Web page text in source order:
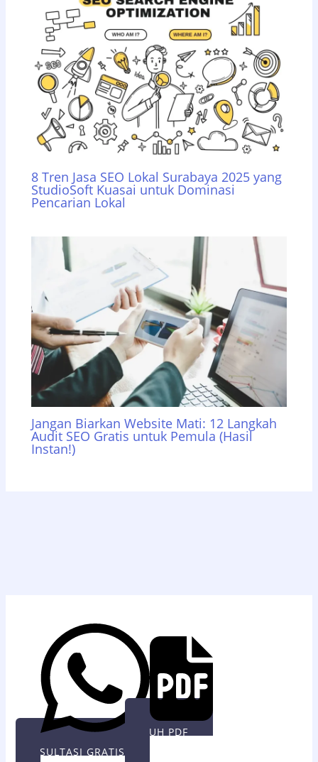
8 Tren Jasa SEO Lokal Surabaya 2025 yang
StudioSoft Kuasai untuk Dominasi
Pencarian Lokal
Jangan Biarkan Website Mati: 12 Langkah
Audit SEO Gratis untuk Pemula (Hasil
Instan!)
KONSULTASI GRATIS
UNDUH PDF